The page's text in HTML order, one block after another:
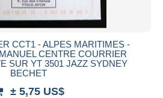
CCT1 - ALPES MARITIMES -
CENTRE COURRIER
SUR YT 3501 JAZZ SYDNEY
BECHET
± 5,75 US$